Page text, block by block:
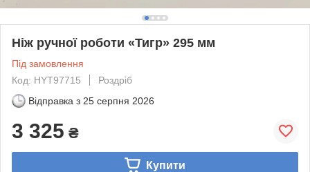
Ніж ручної роботи «Тигр» 295 мм
Під замовлення
Код: HYT97715
Роздріб
Відправка з 25 серпня 2026
3 325 ₴
Купити